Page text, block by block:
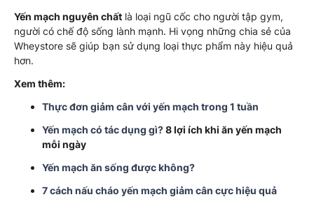
Yến mạch nguyên chất là loại ngũ cốc cho người tập gym,
người có chế độ sống lành mạnh. Hi vọng những chia sẻ của
Wheystore sẽ giúp bạn sử dụng loại thực phẩm này hiệu quả
hơn.
Xem thêm:
Thực đơn giảm cân với yến mạch trong 1 tuần
Yến mạch có tác dụng gì?8 lợi ích khi ăn yến mạch
mỗi ngày
Yến mạch ăn sống được không?
7 cách nấu cháo yến mạch giảm cân cực hiệu quả